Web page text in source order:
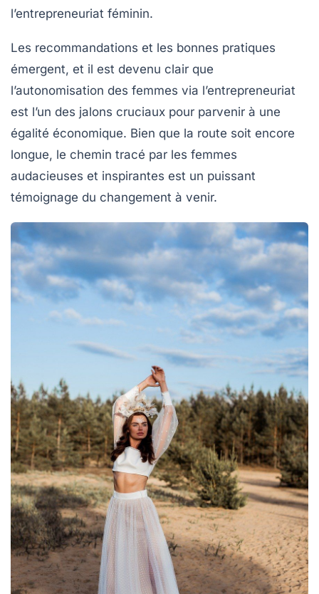
l’entrepreneuriat féminin.
Les recommandations et les bonnes pratiques
émergent, et il est devenu clair que
l’autonomisation des femmes via l’entrepreneuriat
est l’un des jalons cruciaux pour parvenir à une
égalité économique. Bien que la route soit encore
longue, le chemin tracé par les femmes
audacieuses et inspirantes est un puissant
témoignage du changement à venir.